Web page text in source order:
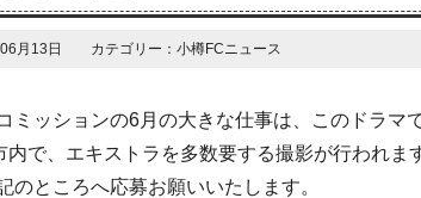
06月13日 カテゴリー：小樽FCニュース
ミッションの6月の大きな仕事は、このドラマで
内で、エキストラを多数要する撮影が行われま
のところへ応募お願いいたします。